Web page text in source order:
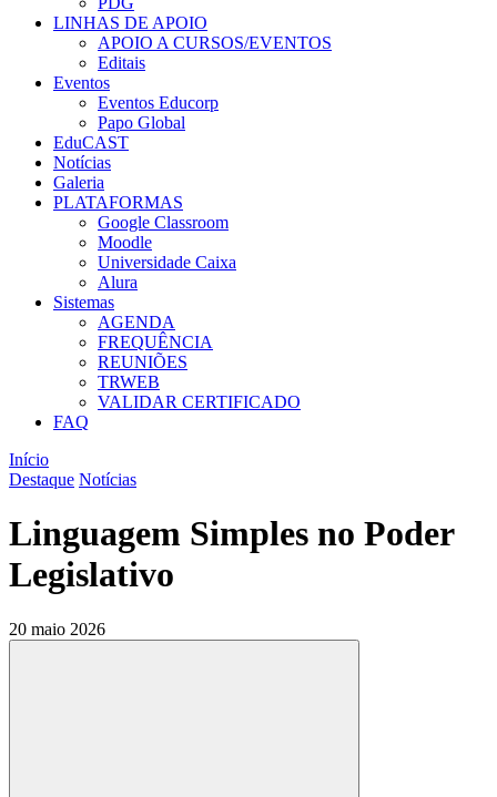
LINHAS DE APOIO
APOIO A CURSOS/EVENTOS
Editais
Eventos
Eventos Educorp
Papo Global
EduCAST
Notícias
Galeria
PLATAFORMAS
Google Classroom
Moodle
Universidade Caixa
Alura
Sistemas
AGENDA
FREQUÊNCIA
REUNIÕES
TRWEB
VALIDAR CERTIFICADO
FAQ
Início
Destaque Notícias
Linguagem Simples no Poder
Legislativo
20 maio 2026